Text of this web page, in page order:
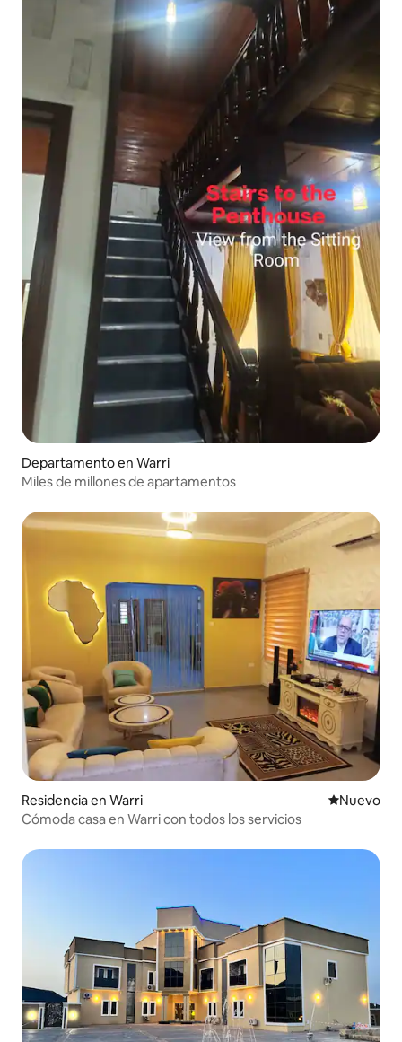
Departamento en Warri
Miles de millones de apartamentos
Residencia en Warri Nuevo
Nuevo
Cómoda casa en Warri con todos los servicios